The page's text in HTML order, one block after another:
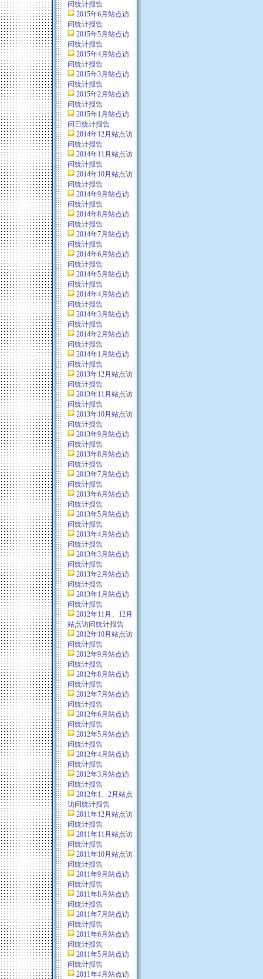
问统计报告
2015年6月站点访
问统计报告
2015年5月站点访
问统计报告
2015年4月站点访
问统计报告
2015年3月站点访
问统计报告
2015年2月站点访
问统计报告
2015年1月站点访
问日统计报告
2014年12月站点访
问统计报告
2014年11月站点访
问统计报告
2014年10月站点访
问统计报告
2014年9月站点访
问统计报告
2014年8月站点访
问统计报告
2014年7月站点访
问统计报告
2014年6月站点访
问统计报告
2014年5月站点访
问统计报告
2014年4月站点访
问统计报告
2014年3月站点访
问统计报告
2014年2月站点访
问统计报告
2014年1月站点访
问统计报告
2013年12月站点访
问统计报告
2013年11月站点访
问统计报告
2013年10月站点访
问统计报告
2013年9月站点访
问统计报告
2013年8月站点访
问统计报告
2013年7月站点访
问统计报告
2013年6月站点访
问统计报告
2013年5月站点访
问统计报告
2013年4月站点访
问统计报告
2013年3月站点访
问统计报告
2013年2月站点访
问统计报告
2013年1月站点访
问统计报告
2012年11月、12月
站点访问统计报告
2012年10月站点访
问统计报告
2012年9月站点访
问统计报告
2012年8月站点访
问统计报告
2012年7月站点访
问统计报告
2012年6月站点访
问统计报告
2012年5月站点访
问统计报告
2012年4月站点访
问统计报告
2012年3月站点访
问统计报告
2012年1、2月站点
访问统计报告
2011年12月站点访
问统计报告
2011年11月站点访
问统计报告
2011年10月站点访
问统计报告
2011年9月站点访
问统计报告
2011年8月站点访
问统计报告
2011年7月站点访
问统计报告
2011年6月站点访
问统计报告
2011年5月站点访
问统计报告
2011年4月站点访